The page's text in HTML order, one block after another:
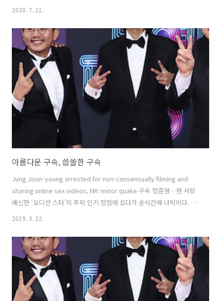
헐리우드에 몇 있는 것으로 아는데 웨슬리 스나입스도 개중 한 명이라,
면 한국의 사위였는지를 내가 확인하지 못했으니, 이번에 그의 장인이 세
상을 버렸다 해서 추도문을 올린 걸 보니 전자인가 보다. 이 친구 말고도
뭐더라? 라스베가스를 떠나며 주연배우 니컬러스 케이지도 아마 한국사
위 아니었던가 싶고, 할배 영화배우 우디 앨런은 한국에서 입양한 전처인
지 동거인인지 수양딸 순이 프레빈과 염문이 나서 결혼까지 ..
2020. 7. 21.
아름다운 구속, 씁쓸한 구속
Jung Joon-young arrested for non-consensually filming and
sharing online sex videos, NK-minor quake 구속 정준영…팬 사랑
배신한 '오디션 스타'의 추락 인기 정점에 섰다가 순식간에 나락이다. 아
승끼 전세 겁으로 갔다. 구속은 이미 예고된 시나리오요 스크립트였다.
이다. 구속이 유죄 확정이 아니요, 더구나 기소도 되지 않은 마당에, 나아
가 1심 재판도 끝나지 않은 마당에 섣불리 그의 유무죄를 판단하는 문제
는 없지 않으나, 이미 찍힌 낙인은 지울 수 없다. 정준영. 나는 그가 로이
킴과 연예계 동기동창이라는 사실을 이 기사를 통해 알았다. 내가 무슨
로이킴을 알겠냐..
2019. 3. 22.